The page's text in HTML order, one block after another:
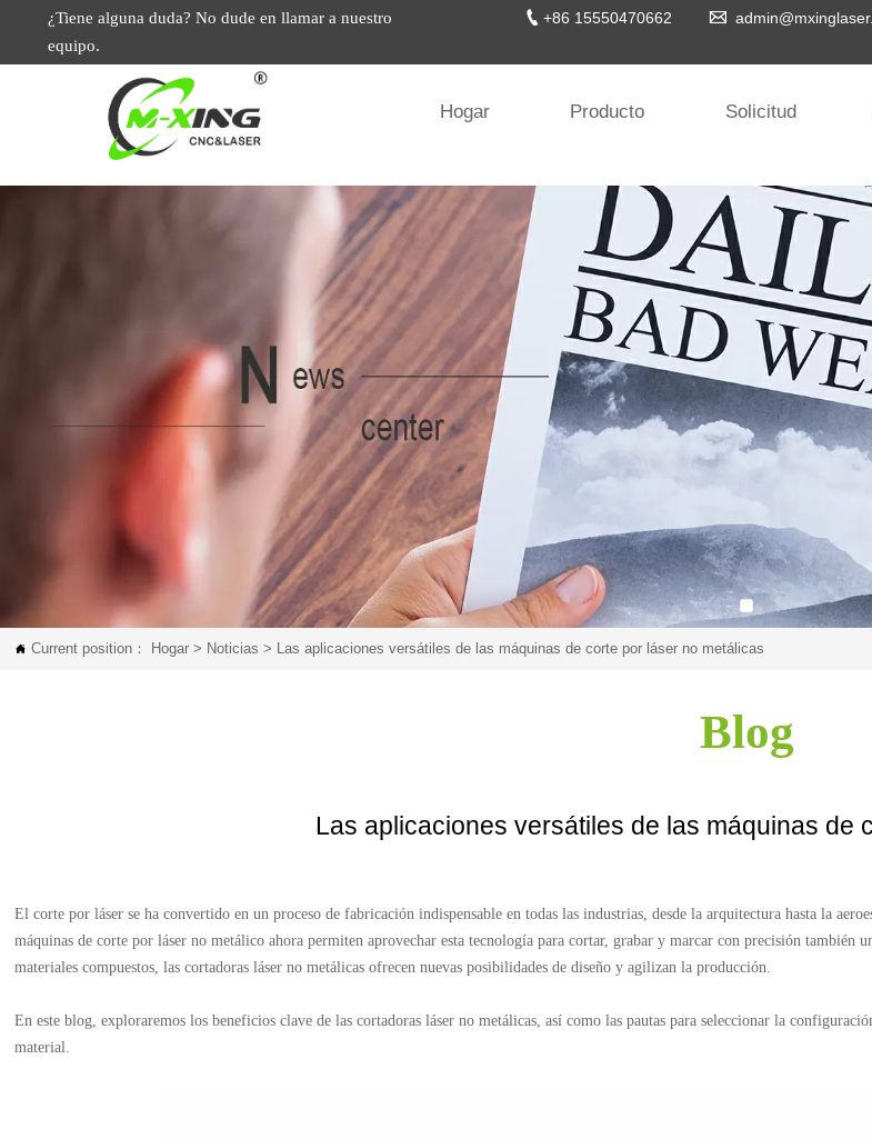
¿Tiene alguna duda? No dude en llamar a nuestro
equipo.
+86 15550470662 
Hogar Producto Solicitud
 Current position： Hogar > Noticias > Las aplicaciones versátiles de las máquinas de corte por láser no metálicas
Blog
Las aplicaciones versátiles de las máquinas de
El corte por láser se ha convertido en un proceso de fabricación indispensable en todas las industrias, desde la arquitectura hasta la
máquinas de corte por láser no metálico ahora permiten aprovechar esta tecnología para cortar, grabar y marcar con precisión también
materiales compuestos, las cortadoras láser no metálicas ofrecen nuevas posibilidades de diseño y agilizan la producción.
En este blog, exploraremos los beneficios clave de las cortadoras láser no metálicas, así como las pautas para seleccionar la
material.